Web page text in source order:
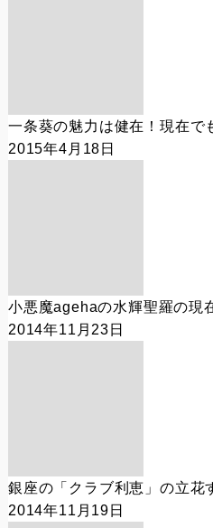
一条葵の魅力は健在！現在で
2015年4月18日
小悪魔agehaの水輝聖羅の現
2014年11月23日
銀座の「クラブ利恵」の立花
2014年11月19日